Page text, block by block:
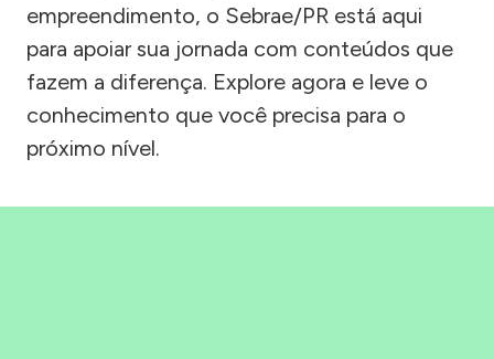
empreendimento, o Sebrae/PR está aqui
para apoiar sua jornada com conteúdos que
fazem a diferença. Explore agora e leve o
conhecimento que você precisa para o
próximo nível.